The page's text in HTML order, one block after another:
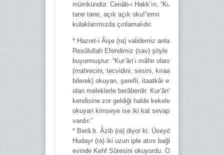
mümkündür. Cenâb-ı Hakk’ın, “Kur’ân’ı
tane tane, açık açık oku!”emri
kulaklarımızda çınlamalıdır.
* Hazret-i Âişe (ra) validemiz anlatır:
Resûlullah Efendimiz (sav) şöyle
buyurmuştur: “Kur’ân’ı mâhir olarak
(mahrecini, tecvidini, sesini, kıraatini
bilerek) okuyan, şerefli, itaatkâr elçiler
olan meleklerle berâberdir. Kur’ân’ı
kendisine zor geldiği halde kekeleyerek
okuyan kimseye ise iki kat sevap
vardır.”
* Berâ b. Âzib (ra) diyor ki: Üseyd b.
Hudayr (ra) iki uzun iple atını bağlamış,
evinde Kehf Sûresini okuyordu. Okuyup